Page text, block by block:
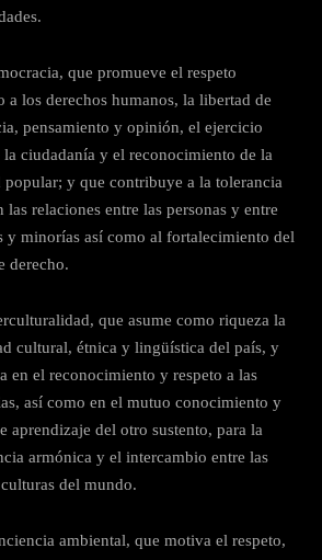
que promueve el respeto
a los derechos humanos, la libertad de
pensamiento y opinión, el ejercicio
la ciudadanía y el reconocimiento de la
popular; y que contribuye a la tolerancia
las relaciones entre las personas y entre
y minorías así como al fortalecimiento del
derecho.
que asume como riqueza la
cultural, étnica y lingüística del país, y
en el reconocimiento y respeto a las
así como en el mutuo conocimiento y
aprendizaje del otro sustento, para la
armónica y el intercambio entre las
del mundo.
ambiental, que motiva el respeto,